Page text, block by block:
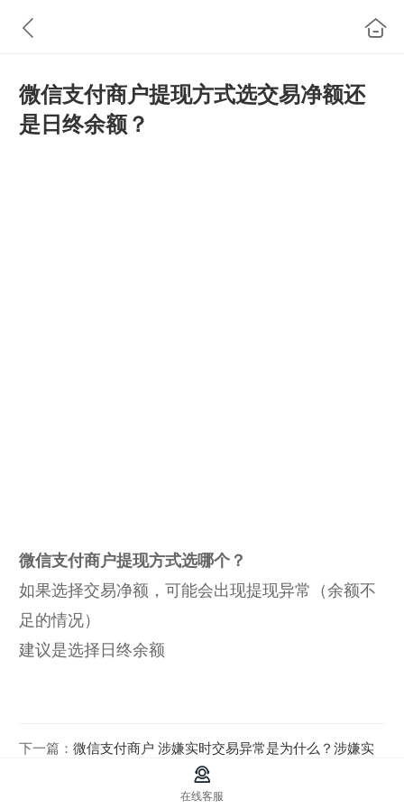
微信支付商户提现方式选交易净额还
是日终余额？
微信支付商户提现方式选哪个？
如果选择交易净额，可能会出现提现异常（余额不
足的情况）
建议是选择日终余额
下一篇： 微信支付商户 涉嫌实时交易异常是为什么？涉嫌实
时交易风险<10笔，怎么解决？
企业没有官网 域名如何备案？
在线客服